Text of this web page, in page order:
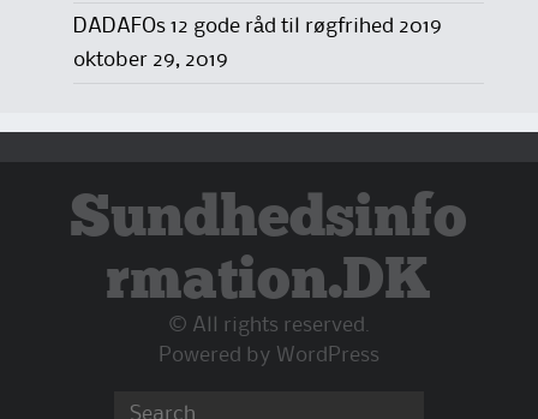
DADAFOs 12 gode råd til røgfrihed 2019
oktober 29, 2019
Sundhedsinfo
rmation.DK
© All rights reserved.
Powered by WordPress
Search